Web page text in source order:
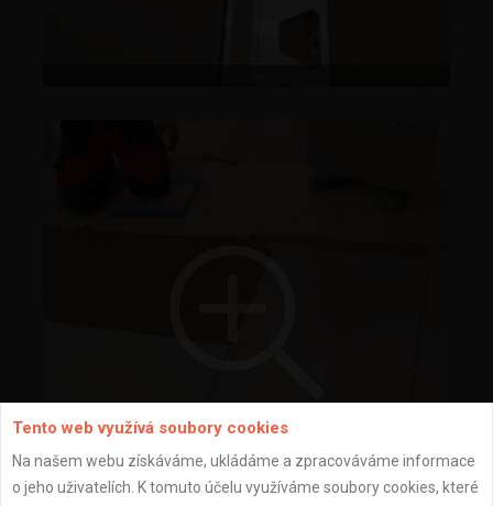
Tento web využívá soubory cookies
Na našem webu získáváme, ukládáme a zpracováváme informace
o jeho uživatelích. K tomuto účelu využíváme soubory cookies, které